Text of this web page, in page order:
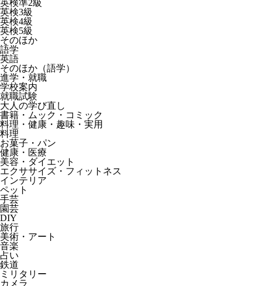
英検準2級
英検3級
英検4級
英検5級
そのほか
語学
英語
そのほか（語学）
進学・就職
学校案内
就職試験
大人の学び直し
書籍・ムック・コミック
料理・健康・趣味・実用
料理
お菓子・パン
健康・医療
美容・ダイエット
エクササイズ・フィットネス
インテリア
ペット
手芸
園芸
DIY
旅行
美術・アート
音楽
占い
鉄道
ミリタリー
カメラ